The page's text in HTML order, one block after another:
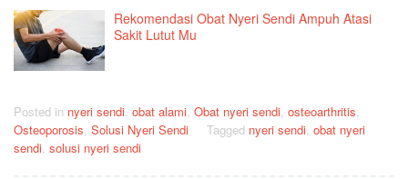
Rekomendasi Obat Nyeri Sendi Ampuh Atasi
Sakit Lutut Mu
Posted in nyeri sendi, obat alami, Obat nyeri sendi, osteoarthritis,
Osteoporosis, Solusi Nyeri Sendi Tagged nyeri sendi, obat nyeri
sendi, solusi nyeri sendi